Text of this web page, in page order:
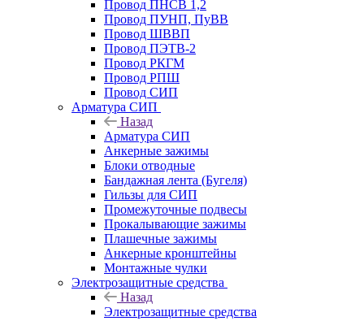
Провод ПНСВ 1,2
Провод ПУНП, ПуВВ
Провод ШВВП
Провод ПЭТВ-2
Провод РКГМ
Провод РПШ
Провод СИП
Арматура СИП
Назад
Арматура СИП
Анкерные зажимы
Блоки отводные
Бандажная лента (Бугеля)
Гильзы для СИП
Промежуточные подвесы
Прокалывающие зажимы
Плашечные зажимы
Анкерные кронштейны
Монтажные чулки
Электрозащитные средства
Назад
Электрозащитные средства